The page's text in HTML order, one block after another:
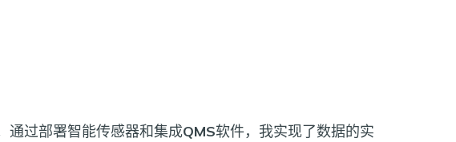
通过部署智能传感器和集成QMS软件，我实现了数据的实